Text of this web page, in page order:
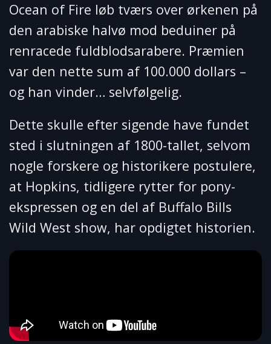
Ocean of Fire løb tværs over ørkenen på
den arabiske halvø mod beduiner på
renracede fuldblodsarabere. Præmien
var den nette sum af 100.000 dollars –
og han vinder… selvfølgelig.
Dette skulle efter sigende have fundet
sted i slutningen af 1800-tallet, selvom
nogle forskere og historikere postulere,
at Hopkins, tidligere rytter for pony-
ekspressen og en del af Buffalo Bills
Wild West show, har opdigtet historien.